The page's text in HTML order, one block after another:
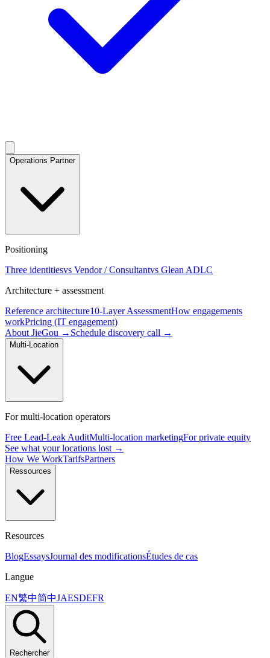
Operations Partner
Positioning
Three identitiesvs Vendor / Consultantvs Glean ADLC
Architecture + assessment
Reference architecture10-Layer AssessmentHow engagements
workPricing (IT engagement)
About JieGou → Schedule discovery call →
Multi-Location
For multi-location operators
Free Lead-Leak AuditMulti-location marketingFor private equity
See what your locations lost →
How We WorkTarifsPartners
Ressources
Resources
BlogEssaysJournal des modificationsÉtudes de cas
Langue
EN繁中简中JAESDEFR
Rechercher